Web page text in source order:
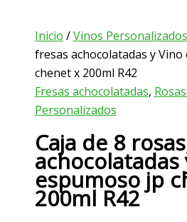
Inicio /Vinos Personalizados
fresas achocolatadas y
chenet x 200ml R42
Fresas achocolatadas,
Personalizados
Caja de 8
achocolatadas
espumoso jp
200ml R42